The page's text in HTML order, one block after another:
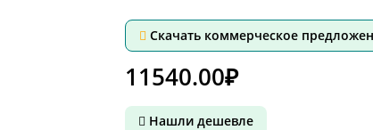
Скачать коммерческое
11540.00₽
Нашли дешевле